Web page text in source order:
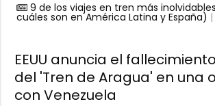
9 de los viajes en tren más
cuáles son en América Latina y España)
EEUU anuncia el
del 'Tren de Aragua' en una
con Venezuela